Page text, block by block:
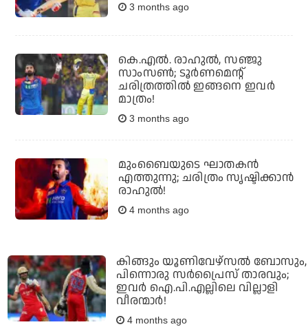
3 months ago
കെ.എല്‍. രാഹുല്‍, സഞ്ജു
സാംസണ്‍; ടൂര്‍ണമെന്റ്
ചരിത്രത്തില്‍ ഇങ്ങനെ ഇവര്‍
മാത്രം!
3 months ago
മുംബൈയുടെ ഘാതകന്‍
എത്തുന്നു; ചരിത്രം സൃഷ്ടിക്കാന്‍
രാഹുല്‍!
4 months ago
കിങ്ങും യൂണിവേഴ്‌സല്‍ ബോസും,
പിന്നൊരു സര്‍പ്രൈസ് താരവും;
ഇവര്‍ ഐ.പി.എല്ലിലെ വില്ലാളി
വീരന്മാര്‍!
4 months ago